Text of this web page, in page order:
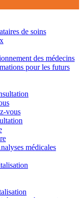
de soins
des médecins
pour les futurs
vous
médicales